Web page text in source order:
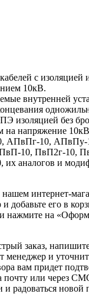
с изоляцией
10кВ.
внутренней
изоляцией без
на напряжение
АПвПг-10, АПвПу-
10, ПвП2г-10,
аналогов и
интернет-
добавьте его в
нажмите на
заказ,
менеджер и уточнит
вам придет
почту или через
и радоваться новой